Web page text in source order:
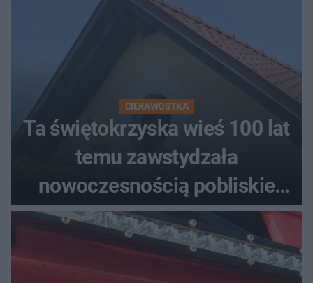
CIEKAWOSTKA
Ta świętokrzyska wieś 100 lat
temu zawstydzała
nowoczesnością pobliskie
miasta. Prąd, telefon i
luksusowa auta